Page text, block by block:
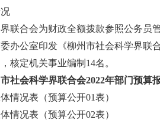
联合会为财政全额拨款参照公务员
办公室印发《柳州市社会科学界联
核定机关事业编制14名。
社会科学界联合会2022年部门预算
情况表（预算公开01表）
情况表（预算公开02表）